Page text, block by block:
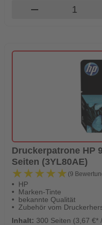
remove Produkt
Druckerpatrone HP
Seiten (3YL80AE)
★★★★★
★★★★★ (9
HP
Marken-Tinte
bekannte Qualität
Zubehör vom
Inhalt: 300 Seiten (3,67 €*